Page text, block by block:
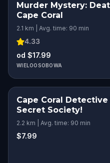
Murder Mystery:
Cape Coral
2.1 km | Avg. time: 90 min
4.33
od $17.99
WIELOOSOBOWA
Cape Coral
Secret Society!
2.2 km | Avg. time: 90 min
$7.99